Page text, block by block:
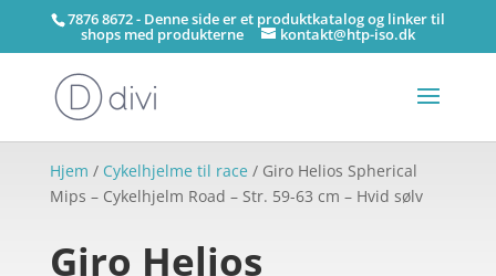
7876 8672 - Denne side er et produktkatalog og linker til
shops med produkterne kontakt@htp-iso.dk
Hjem / Cykelhjelme til race / Giro Helios Spherical
Mips – Cykelhjelm Road – Str. 59-63 cm – Hvid sølv
Giro Helios